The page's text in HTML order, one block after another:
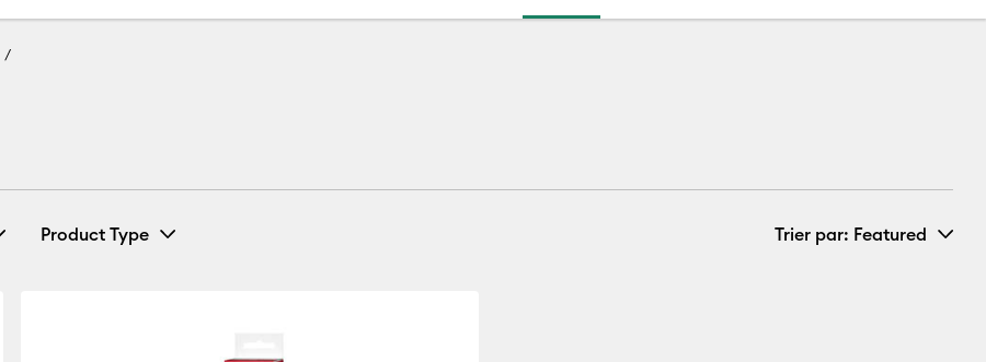
Product Type Trier par: Featured